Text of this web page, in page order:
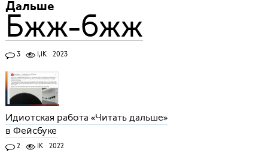
Дальше
Бжж-бжж
3 1,1K 2023
Идиотская работа «Читать дальше»
в Фейсбуке
2 1K 2022